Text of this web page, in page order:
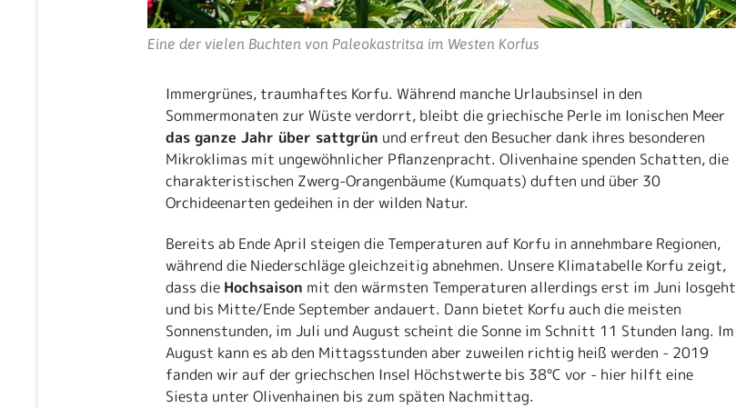
Eine der vielen Buchten von Paleokastritsa im Westen Korfus
Immergrünes, traumhaftes Korfu. Während manche Urlaubsinsel in den
Sommermonaten zur Wüste verdorrt, bleibt die griechische Perle im Ionischen Meer
das ganze Jahr über sattgrün und erfreut den Besucher dank ihres besonderen
Mikroklimas mit ungewöhnlicher Pflanzenpracht. Olivenhaine spenden Schatten, die
charakteristischen Zwerg-Orangenbäume (Kumquats) duften und über 30
Orchideenarten gedeihen in der wilden Natur.
Bereits ab Ende April steigen die Temperaturen auf Korfu in annehmbare Regionen,
während die Niederschläge gleichzeitig abnehmen. Unsere Klimatabelle Korfu zeigt,
dass die Hochsaison mit den wärmsten Temperaturen allerdings erst im Juni losgeht
und bis Mitte/Ende September andauert. Dann bietet Korfu auch die meisten
Sonnenstunden, im Juli und August scheint die Sonne im Schnitt 11 Stunden lang. Im
August kann es ab den Mittagsstunden aber zuweilen richtig heiß werden - 2019
fanden wir auf der griechschen Insel Höchstwerte bis 38°C vor - hier hilft eine
Siesta unter Olivenhainen bis zum späten Nachmittag.